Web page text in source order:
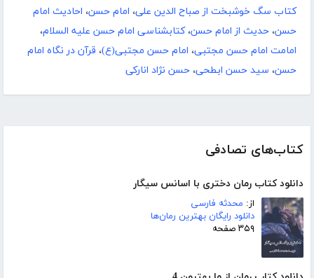
کتاب‌های تصادفی
دانلود کتاب رمان دختری با اسانس سیگار
از: محدثه فارسی
دانلود رایگان بهترین رمان‌ها
۳۵۹ صفحه
کتاب سگ خوشبخت از صباح الدین علی، امام حسن، احادیث امام
حسن، حدیث از امام حسن،کتابشناسی امام حسن علیه السلام،
امامت امام حسن مجتبی، امام حسن مجتبی(ع)، قرآن در نگاه امام
حسن، سید حسن ابطحی، حسن نژاد انارکی